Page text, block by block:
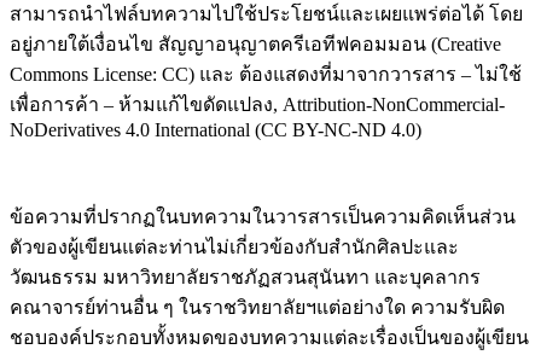
สามารถนำไฟล์บทความไปใช้ประโยชน์และเผยแพร่ต่อได้ โดย
อยู่ภายใต้เงื่อนไข สัญญาอนุญาตครีเอทีฟคอมมอน (Creative
Commons License: CC) และ ต้องแสดงที่มาจากวารสาร – ไม่ใช้
เพื่อการค้า – ห้ามแก้ไขดัดแปลง, Attribution-NonCommercial-
NoDerivatives 4.0 International (CC BY-NC-ND 4.0)
ข้อความที่ปรากฏในบทความในวารสารเป็นความคิดเห็นส่วน
ตัวของผู้เขียนแต่ละท่านไม่เกี่ยวข้องกับสำนักศิลปะและ
วัฒนธรรม มหาวิทยาลัยราชภัฏสวนสุนันทา และบุคลากร
คณาจารย์ท่านอื่น ๆ ในราชวิทยาลัยฯแต่อย่างใด ความรับผิด
ชอบองค์ประกอบทั้งหมดของบทความแต่ละเรื่องเป็นของผู้เขียน